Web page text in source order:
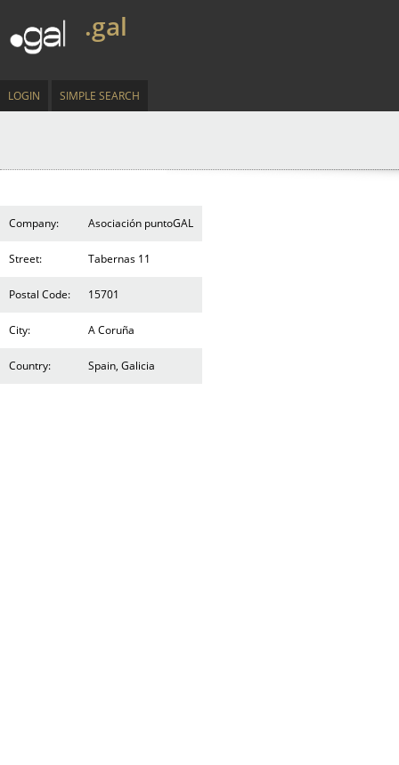
.gal
LOGIN SIMPLE SEARCH
Company: Asociación puntoGAL
Street: Tabernas 11
Postal Code: 15701
City: A Coruña
Country: Spain, Galicia